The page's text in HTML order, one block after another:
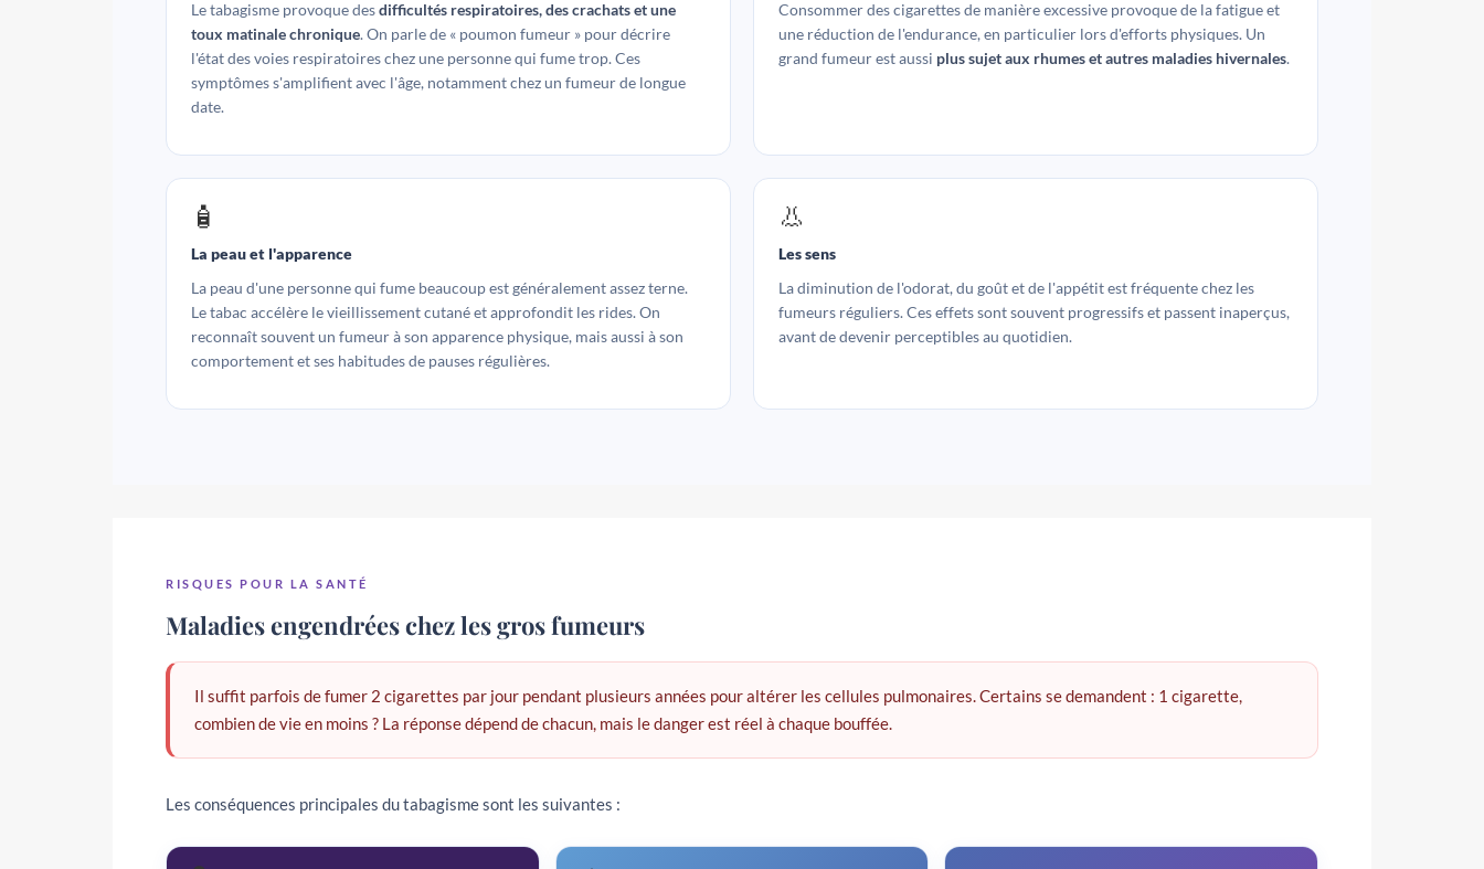
Le tabagisme provoque desdifficultés respiratoires, des crachats et une
toux matinale chronique. On parle de « poumon fumeur » pour décrire
l'état des voies respiratoires chez une personne qui fume trop. Ces
symptômes s'amplifient avec l'âge, notamment chez un fumeur de longue
date.
Consommer des cigarettes de manière excessive provoque de la fatigue et
une réduction de l'endurance, en particulier lors d'efforts physiques. Un
grand fumeur est aussi plus sujet aux rhumes et autres maladies hivernales.
🧴
La peau et l'apparence
La peau d'une personne qui fume beaucoup est généralement assez terne.
Le tabac accélère le vieillissement cutané et approfondit les rides. On
reconnaît souvent un fumeur à son apparence physique, mais aussi à son
comportement et ses habitudes de pauses régulières.
👃
Les sens
La diminution de l'odorat, du goût et de l'appétit est fréquente chez les
fumeurs réguliers. Ces effets sont souvent progressifs et passent inaperçus,
avant de devenir perceptibles au quotidien.
RISQUES POUR LA SANTÉ
Maladies engendrées chez les gros fumeurs
Il suffit parfois de fumer 2 cigarettes par jour pendant plusieurs années pour altérer les cellules pulmonaires. Certains se demandent : 1 cigarette,
combien de vie en moins ? La réponse dépend de chacun, mais le danger est réel à chaque bouffée.
Les conséquences principales du tabagisme sont les suivantes :